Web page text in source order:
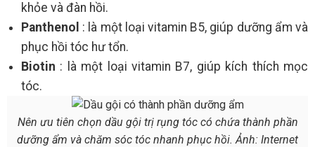
khỏe và đàn hồi.
Panthenol : là một loại vitamin B5, giúp dưỡng ẩm và
phục hồi tóc hư tổn.
Biotin : là một loại vitamin B7, giúp kích thích mọc
tóc.
Nên ưu tiên chọn dầu gội trị rụng tóc có chứa thành phần
dưỡng ẩm và chăm sóc tóc nhanh phục hồi. Ảnh: Internet